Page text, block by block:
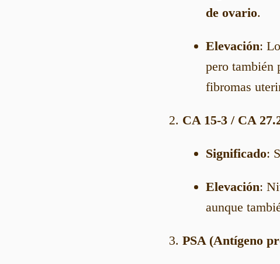
de ovario.
Elevación:
pero también
fibromas
CA 15-3 / CA
Significado:
Elevación:
aunque
PSA (Antígeno